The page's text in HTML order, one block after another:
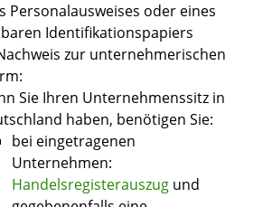
Personalausweises oder eines
Identifikationspapiers
zur unternehmerischen
Sie Ihren Unternehmenssitz in
haben, benötigen Sie:
bei eingetragenen
Unternehmen:
Handelsregisterauszug und